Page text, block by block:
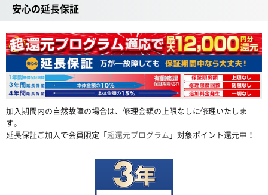
安心の延長保証
加入期間内の自然故障の場合は、修理金額の上限なしに修理いたしま
す。
延長保証ご加入で会員限定「超還元プログラム 」対象ポイント還元中！